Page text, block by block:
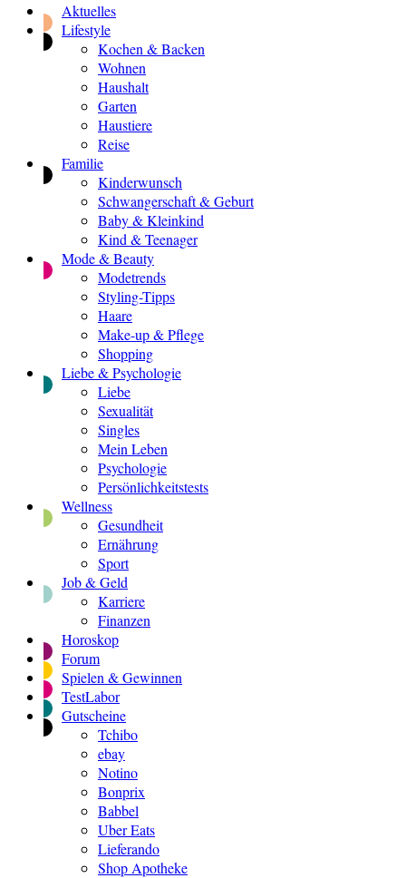
Aktuelles
Lifestyle
Kochen & Backen
Wohnen
Haushalt
Garten
Haustiere
Reise
Familie
Kinderwunsch
Schwangerschaft & Geburt
Baby & Kleinkind
Kind & Teenager
Mode & Beauty
Modetrends
Styling-Tipps
Haare
Make-up & Pflege
Shopping
Liebe & Psychologie
Liebe
Sexualität
Singles
Mein Leben
Psychologie
Persönlichkeitstests
Wellness
Gesundheit
Ernährung
Sport
Job & Geld
Karriere
Finanzen
Horoskop
Forum
Spielen & Gewinnen
TestLabor
Gutscheine
Tchibo
ebay
Notino
Bonprix
Babbel
Uber Eats
Lieferando
Shop Apotheke